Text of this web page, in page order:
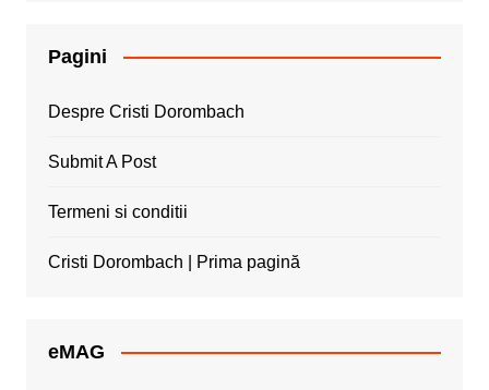
Pagini
Despre Cristi Dorombach
Submit A Post
Termeni si conditii
Cristi Dorombach | Prima pagină
eMAG